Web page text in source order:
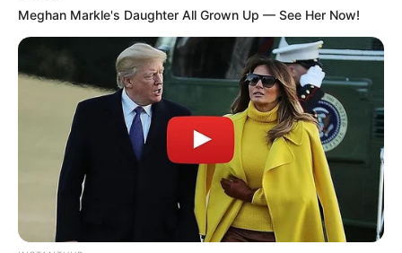
Meghan Markle's Daughter All Grown Up — See Her Now!